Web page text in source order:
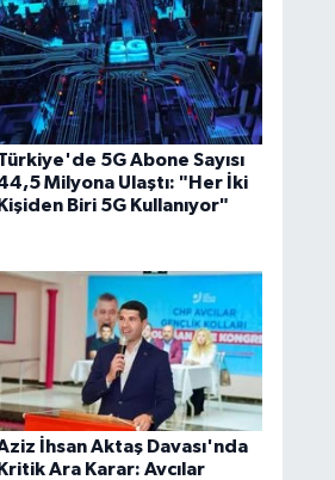
5G Abone Sayısı
Milyona Ulaştı: "Her İki
Kişiden Biri 5G Kullanıyor"
İhsan Aktaş Davası'nda
Kritik Ara Karar: Avcılar